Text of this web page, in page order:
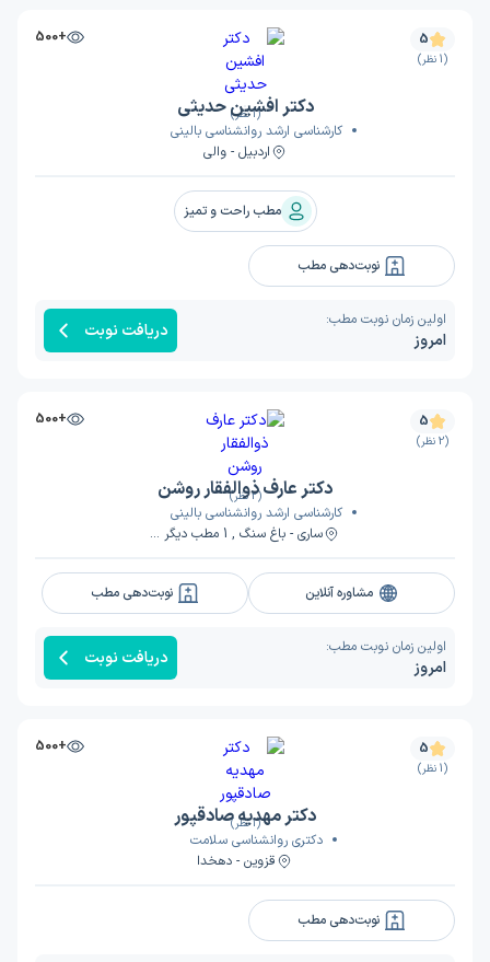
(1 نظر)
+500 5
(1 نظر)
دکتر افشین حدیثی
کارشناسی ارشد روانشناسی بالینی
اردبیل - والی
مطب راحت و تمیز
نوبت‌دهی مطب
اولین زمان نوبت مطب:
امروز دریافت نوبت
(2 نظر)
+500 5
(2 نظر)
دکتر عارف ذوالفقار روشن
کارشناسی ارشد روانشناسی بالینی
ساری - باغ سنگ , 1 مطب دیگر ...
مشاوره آنلاین نوبت‌دهی مطب
اولین زمان نوبت مطب:
امروز دریافت نوبت
(1 نظر)
+500 5
(1 نظر)
دکتر مهدیه صادقپور
دکتری روانشناسی سلامت
قزوین - دهخدا
نوبت‌دهی مطب